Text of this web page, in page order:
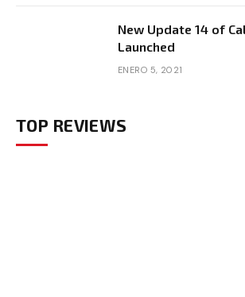
New Update 14 of
Launched
ENERO 5, 2021
TOP REVIEWS